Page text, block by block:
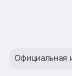
Официальная